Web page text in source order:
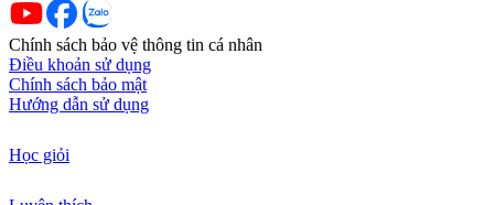
Chính sách bảo vệ thông tin cá nhân
Điều khoản sử dụng
Chính sách bảo mật
Hướng dẫn sử dụng
Học giỏi